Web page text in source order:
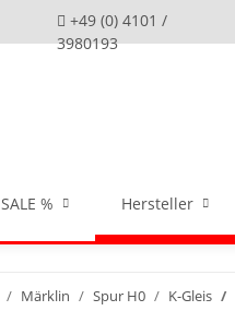
+49 (0) 4101 /
3980193
SALE % Hersteller
Märklin Spur H0 K-Gleis